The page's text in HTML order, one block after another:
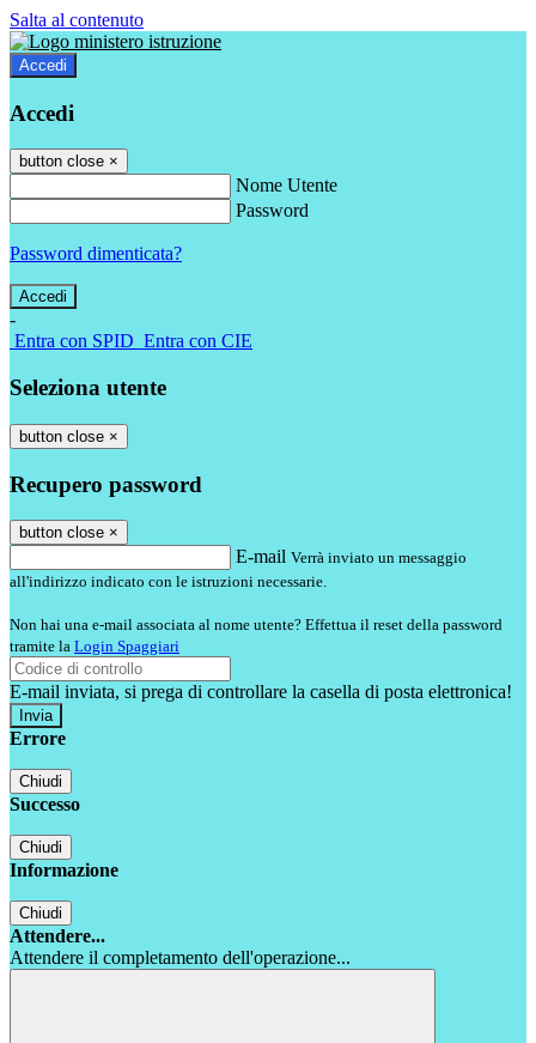
Salta al contenuto
Accedi
Accedi
button close ×
Nome Utente
Password
Password dimenticata?
-
Entra con SPID Entra con CIE
Seleziona utente
button close ×
Recupero password
button close ×
E-mail Verrà inviato un messaggio
all'indirizzo indicato con le istruzioni necessarie.
Non hai una e-mail associata al nome utente? Effettua il reset della password
tramite la Login Spaggiari
E-mail inviata, si prega di controllare la casella di posta elettronica!
Errore
Chiudi
Successo
Chiudi
Informazione
Chiudi
Attendere...
Attendere il completamento dell'operazione...